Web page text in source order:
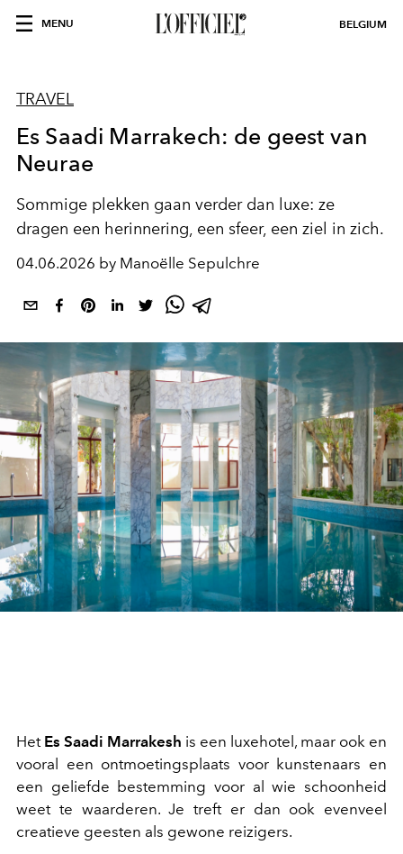
MENU BELGIUM
TRAVEL
Es Saadi Marrakech: de geest van
Neurae
Sommige plekken gaan verder dan luxe: ze
dragen een herinnering, een sfeer, een ziel in zich.
04.06.2026 by Manoëlle Sepulchre
Het Es Saadi Marrakesh is een luxehotel, maar ook en
vooral een ontmoetingsplaats voor kunstenaars en
een geliefde bestemming voor al wie schoonheid
weet te waarderen. Je treft er dan ook evenveel
creatieve geesten als gewone reizigers.